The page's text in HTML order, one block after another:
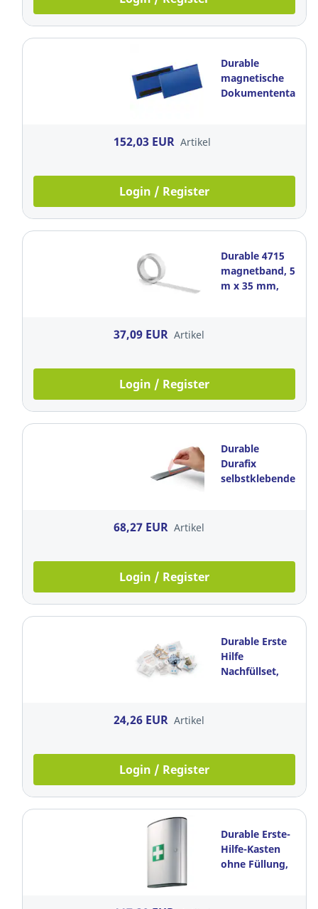
Durable
magnetische
152,03 EUR Artikel
Login / Register
Durable 4715
magnetband, 5
m x 35 mm,
37,09 EUR Artikel
Login / Register
Durable
Durafix
selbstklebendes
68,27 EUR Artikel
Login / Register
Durable Erste
Hilfe
Nachfüllset,
24,26 EUR Artikel
Login / Register
Durable Erste-
Hilfe-Kasten
ohne Füllung,